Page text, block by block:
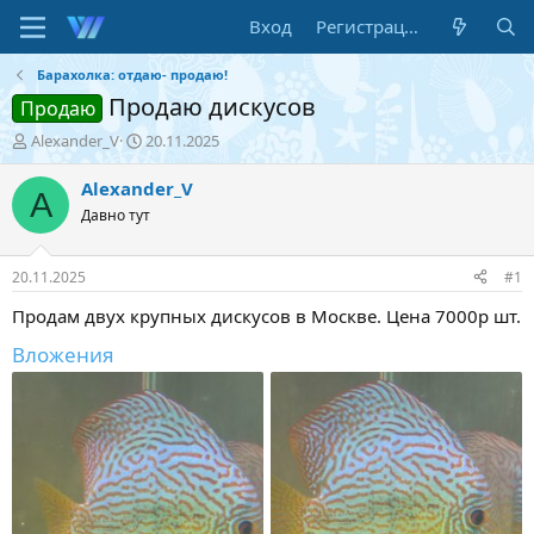
Вход Регистрация
Барахолка: отдаю- продаю!
Продаю Продаю дискусов
А
в
т
о
т
е
м
ы
Alexander_V
Д
а
т
н
а
л
а
20.11.2025
A Alexander_V
Давно тут
20.11.2025 #1
Продам двух крупных дискусов в Москве. Цена 7000р шт.
Вложения